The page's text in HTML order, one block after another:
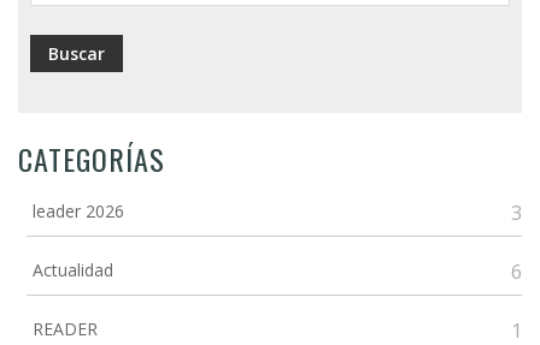
CATEGORÍAS
leader 2026 3
Actualidad 6
READER 1